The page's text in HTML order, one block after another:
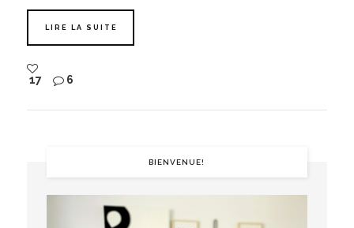
LIRE LA SUITE
17 6
BIENVENUE!